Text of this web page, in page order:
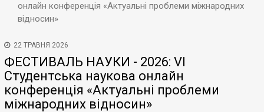
онлайн конференція «Актуальні проблеми міжнародних
відносин»
22 ТРАВНЯ 2026
ФЕСТИВАЛЬ НАУКИ - 2026: VІ
Студентська наукова онлайн
конференція «Актуальні проблеми
міжнародних відносин»